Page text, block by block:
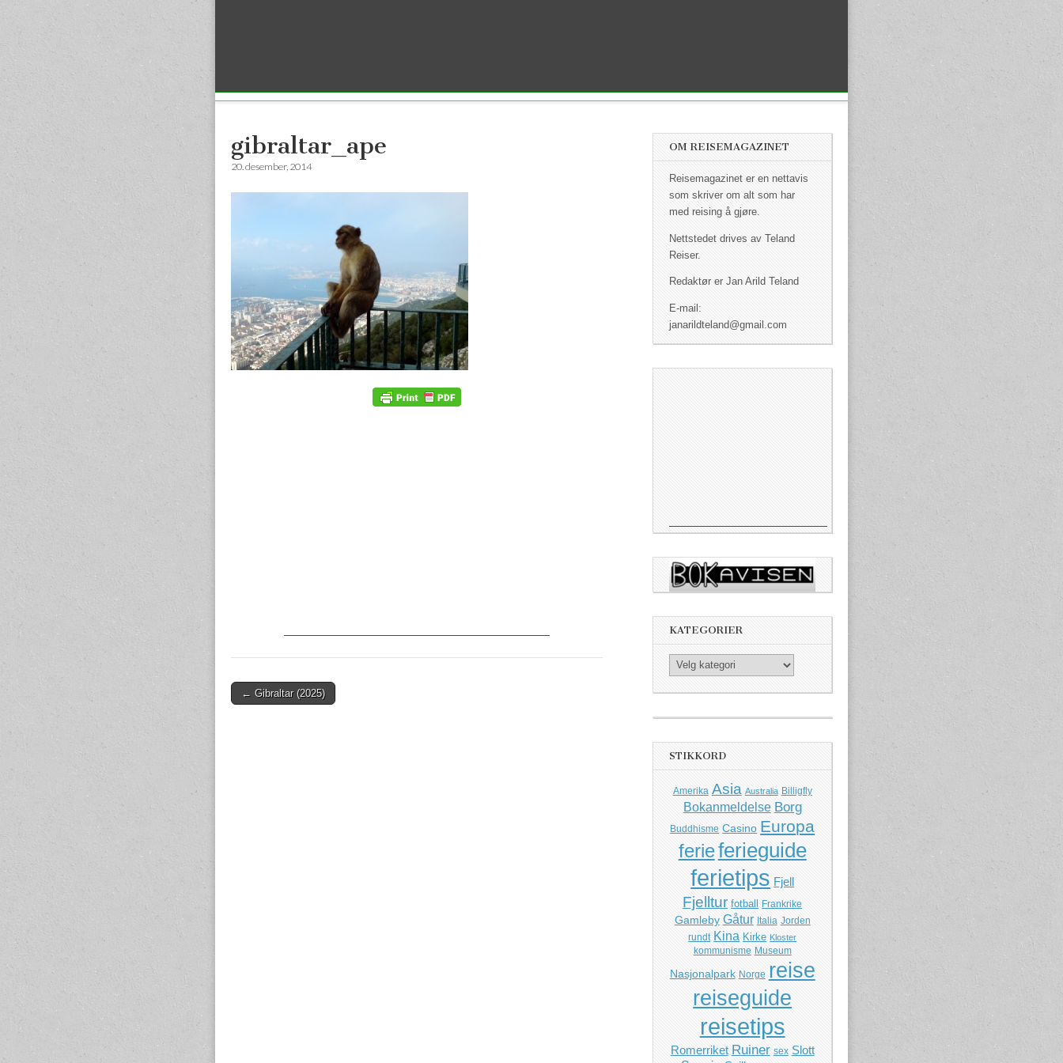
gibraltar_ape
20. desember, 2014
Post navigation
← Gibraltar (2025)
OM REISEMAGAZINET
Reisemagazinet er en nettavis
som skriver om alt som har
med reising å gjøre.
Nettstedet drives av Teland
Reiser.
Redaktør er Jan Arild Teland
E-mail:
janarildteland@gmail.com
KATEGORIER
Kategorier
STIKKORD
Amerika Asia Australia Billigfly
Bokanmeldelse Borg
Buddhisme Casino Europa
ferieferieguide
ferietips Fjell
Fjelltur fotball Frankrike
Gamleby Gåtur Italia Jorden
rundt Kina Kirke Kloster
kommunisme Museum
Nasjonalpark Norge reise
reiseguide
reisetips
Romerriket Ruiner sex Slott